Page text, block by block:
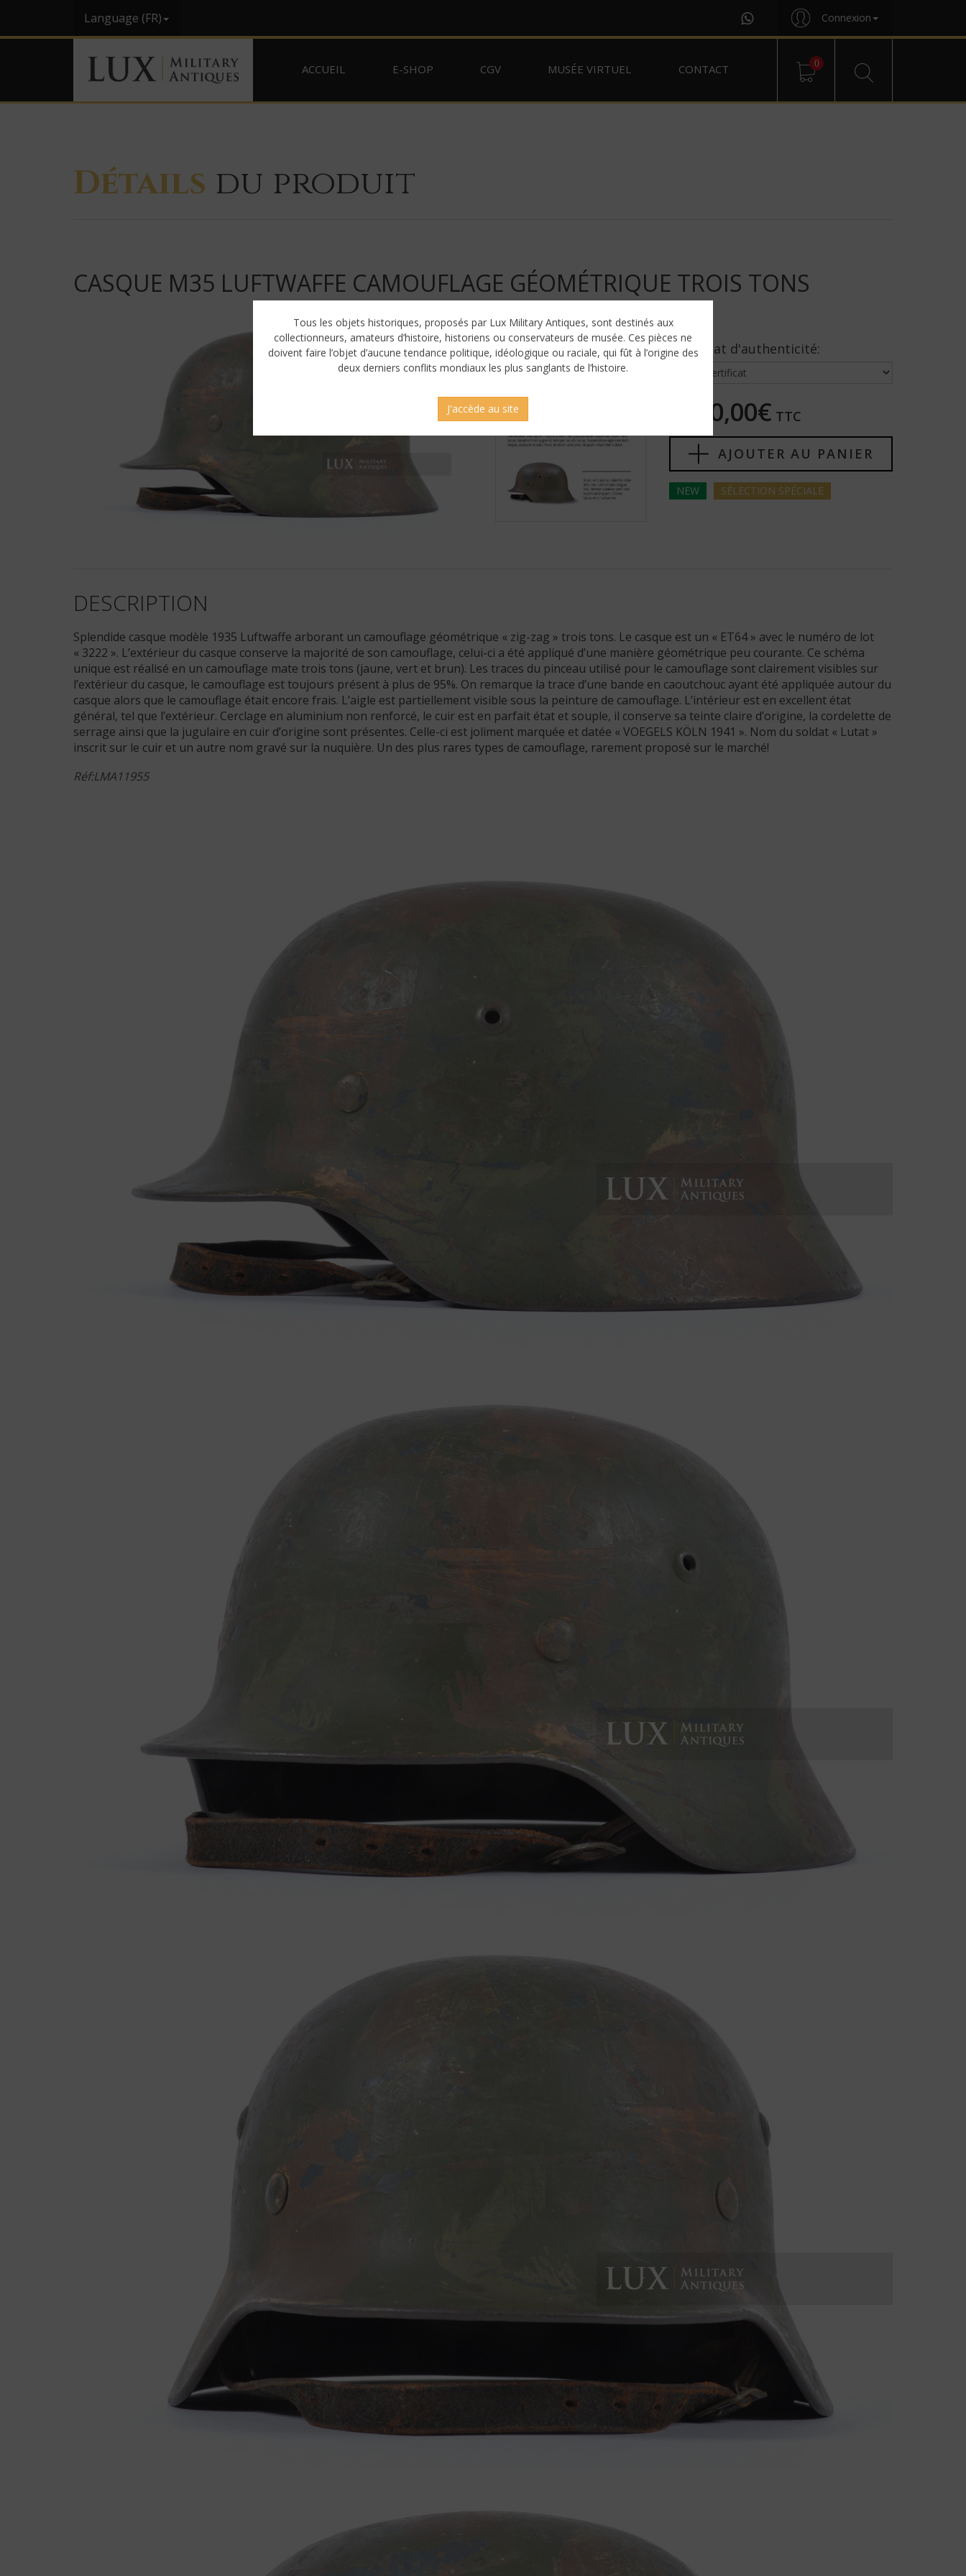
Language (FR) Connexion
ACCUEIL E-SHOP CGV MUSÉE VIRTUEL CONTACT 0
Détails du produit
CASQUE M35 LUFTWAFFE CAMOUFLAGE GÉOMÉTRIQUE TROIS TONS
Certificat d'authenticité:
4950,00€ TTC
AJOUTER AU PANIER
NEW SÉLECTION SPÉCIALE
DESCRIPTION
Splendide casque modèle 1935 Luftwaffe arborant un camouflage géométrique « zig-zag » trois tons. Le casque est un « ET64 » avec le numéro de lot
« 3222 ». L’extérieur du casque conserve la majorité de son camouflage, celui-ci a été appliqué d’une manière géométrique peu courante. Ce schéma
unique est réalisé en un camouflage mate trois tons (jaune, vert et brun). Les traces du pinceau utilisé pour le camouflage sont clairement visibles sur
l’extérieur du casque, le camouflage est toujours présent à plus de 95%. On remarque la trace d’une bande en caoutchouc ayant été appliquée autour du
casque alors que le camouflage était encore frais. L’aigle est partiellement visible sous la peinture de camouflage. L’intérieur est en excellent état
général, tel que l’extérieur. Cerclage en aluminium non renforcé, le cuir est en parfait état et souple, il conserve sa teinte claire d’origine, la cordelette de
serrage ainsi que la jugulaire en cuir d’origine sont présentes. Celle-ci est joliment marquée et datée « VOEGELS KÖLN 1941 ». Nom du soldat « Lutat »
inscrit sur le cuir et un autre nom gravé sur la nuquière. Un des plus rares types de camouflage, rarement proposé sur le marché!
Réf:LMA11955
Tous les objets historiques, proposés par Lux Military Antiques, sont destinés aux
collectionneurs, amateurs d’histoire, historiens ou conservateurs de musée. Ces pièces ne
doivent faire l’objet d’aucune tendance politique, idéologique ou raciale, qui fût à l’origine des
deux derniers conflits mondiaux les plus sanglants de l’histoire.
J'accède au site